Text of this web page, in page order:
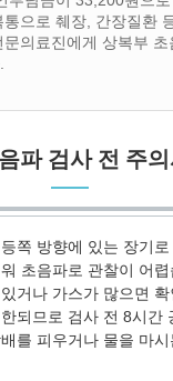
으로 췌장, 간장질환
의료진에게 상복부 초
파 검사 전 주
쪽 방향에 있는 장기
초음파로 관찰이 어
거나 가스가 많으면
되므로 검사 전 8시간
를 피우거나 물을 마